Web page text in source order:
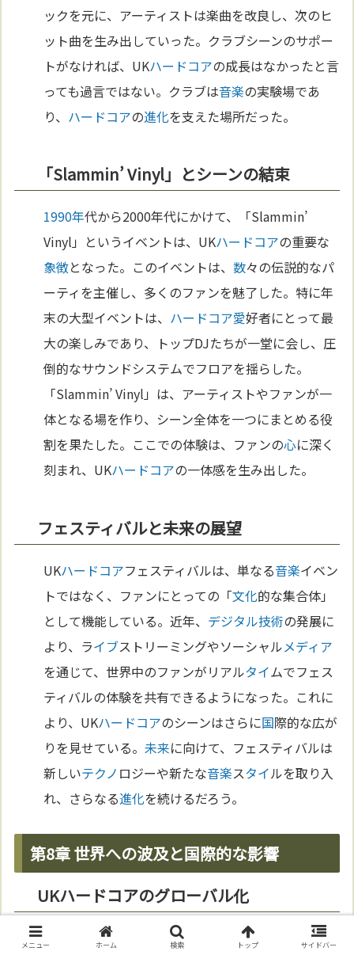
ックを元に、アーティストは楽曲を改良し、次のヒ
ット曲を生み出していった。クラブシーンのサポー
トがなければ、UKハードコアの成長はなかったと言
っても過言ではない。クラブは音楽の実験場であ
り、 ハードコアの進化を支えた場所だった。
「Slammin’ Vinyl」とシーンの結束
1990年代から2000年代にかけて、「Slammin’
Vinyl」というイベントは、UKハードコアの重要な
象徴となった。このイベントは、数々の伝説的なパ
ーティを主催し、多くのファンを魅了した。特に年
末の大型イベントは、 ハードコア愛好者にとって最
大の楽しみであり、トップDJたちが一堂に会し、圧
倒的なサウンドシステムでフロアを揺らした。
「Slammin’ Vinyl」は、アーティストやファンが一
体となる場を作り、シーン全体を一つにまとめる役
割を果たした。ここでの体験は、ファンの心に深く
刻まれ、UKハードコアの一体感を生み出した。
フェスティバルと未来の展望
UKハードコアフェスティバルは、単なる音楽イベン
トではなく、ファンにとっての「文化的な集合体」
として機能している。近年、 デジタル技術の発展に
より、ライブストリーミングやソーシャルメディア
を通じて、世界中のファンがリアルタイムでフェス
ティバルの体験を共有できるようになった。これに
より、UKハードコアのシーンはさらに国際的な広が
りを見せている。未来に向けて、フェスティバルは
新しいテクノ ロジーや新たな音楽スタイルを取り入
れ、さらなる進化を続けるだろう。
第8章 世界への波及と国際的な影響
UKハードコアのグローバル化
ハードコア 1990年
代後半から2000年代にか
メニュー ホーム 検索 トップ サイドバー